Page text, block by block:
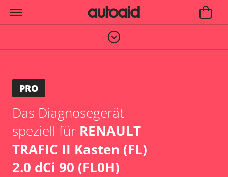
PRO
Das Diagnosegerät
speziell für RENAULT
TRAFIC II Kasten (FL)
2.0 dCi 90 (FL0H)